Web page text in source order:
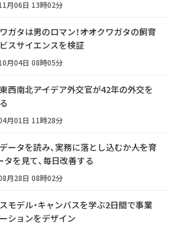
月06日 13時02分
ガタは男のロマン！――オオクワガタの飼育
スサイエンスを検証
月04日 08時05分
西南北――アイデア外交官が42年の外交を
月01日 11時28分
ータを読み、実務に落とし込むか――人を育
タを見て、毎日改善する
月28日 08時02分
モデル・キャンバスを学ぶ――2日間で事業
ションをデザイン